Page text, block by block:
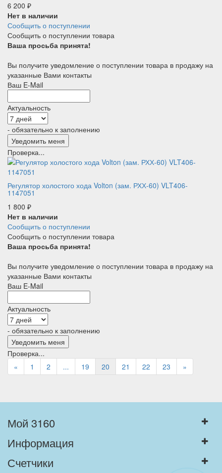
6 200 ₽
Нет в наличии
Сообщить о поступлении
Сообщить о поступлении товара
Ваша просьба принята!
Вы получите уведомление о поступлении товара в продажу на
указанные Вами контакты
Ваш E-Mail
Актуальность
- обязательно к заполнению
Проверка...
Регулятор холостого хода Volton (зам. РХХ-60) VLT406-
1147051
1 800 ₽
Нет в наличии
Сообщить о поступлении
Сообщить о поступлении товара
Ваша просьба принята!
Вы получите уведомление о поступлении товара в продажу на
указанные Вами контакты
Ваш E-Mail
Актуальность
- обязательно к заполнению
Проверка...
«
1 2 ... 19 20 21 22 23 »
Мой 3160
Информация
Счетчики